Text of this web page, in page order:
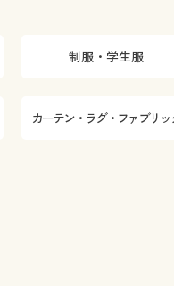
制服・学生服
カーテン・ラグ・ファブリッ